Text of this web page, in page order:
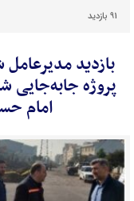
91 بازدید
بازدید
پروژه جابه‌جایی
امام